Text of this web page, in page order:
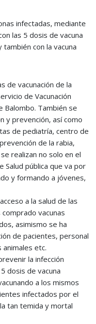
infectadas, mediante
las 5 dosis de vacuna
con la vacuna
de vacunación de la
de Vacunación
Balombo. También se
y prevención, así como
de pediatría, centro de
de la rabia,
realizan no solo en el
Salud pública que va por
y formando a jóvenes,
a la salud de las
vacunas
asimismo se ha
de pacientes, personal
etc.
la infección
dosis de vacuna
a los mismos
infectados por el
tan temida y mortal